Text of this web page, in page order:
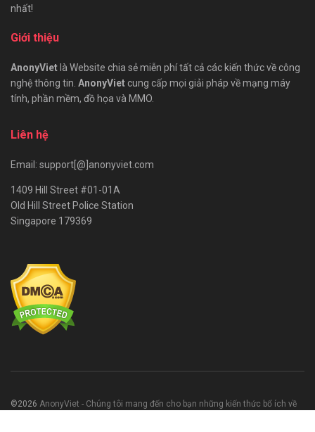
nhất!
Giới thiệu
AnonyViet là Website chia sẻ miễn phí tất cả các kiến thức về công
nghệ thông tin. AnonyViet cung cấp mọi giải pháp về mạng máy
tính, phần mềm, đồ họa và MMO.
Liên hệ
Email: support[@]anonyviet.com
1409 Hill Street #01-01A
Old Hill Street Police Station
Singapore 179369
©2026 AnonyViet - Chúng tôi mang đến cho bạn những kiến thức bổ ích về